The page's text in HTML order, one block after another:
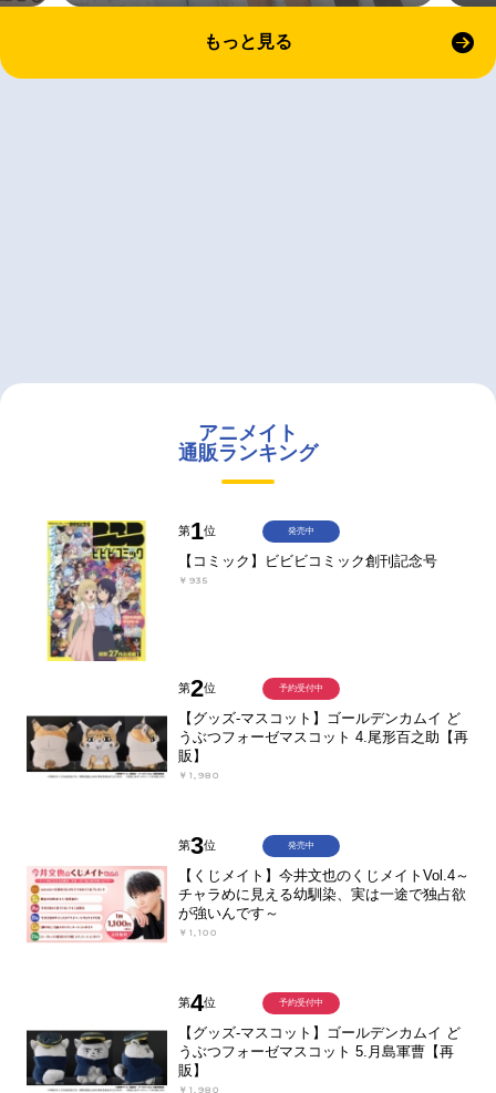
もっと見る
アニメイト
通販ランキング
第1位
【コミック】ビビビコミック創刊記念号
￥935
発売中
第2位
【グッズ-マスコット】ゴールデンカムイ ど
うぶつフォーゼマスコット 4.尾形百之助【再
販】
￥1,980
予約受付中
第3位
【くじメイト】今井文也のくじメイトVol.4～
チャラめに見える幼馴染、実は一途で独占欲
が強いんです～
￥1,100
発売中
第4位
【グッズ-マスコット】ゴールデンカムイ ど
うぶつフォーゼマスコット 5.月島軍曹【再
販】
￥1,980
予約受付中